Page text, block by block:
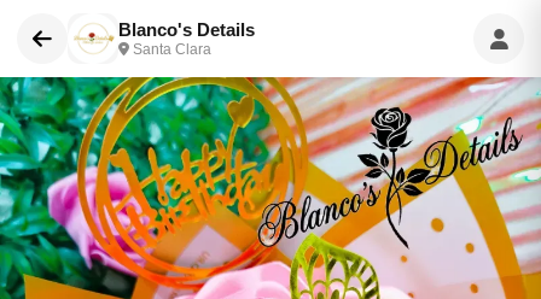
Blanco's Details
Santa Clara